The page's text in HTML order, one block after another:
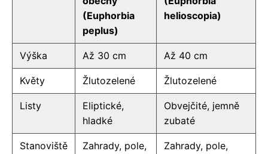
(Euphorbia
peplus)
helioscopia)
Výška Až 30 cm Až 40 cm
Květy Žlutozelené Žlutozelené
Listy
Eliptické,
hladké
Obvejčité, jemně
zubaté
Stanoviště
Zahrady, pole,
Zahrady, pole,